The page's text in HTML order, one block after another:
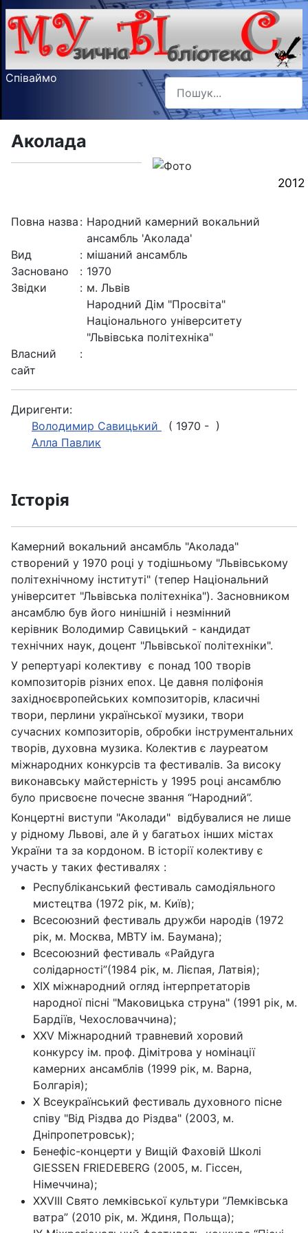
Співаймо Пошук
Type 2 or more characters
Аколада
2012
Повна назва : Народний камерний вокальний
ансамбль 'Аколада'
Вид
: мішаний ансамбль
Засновано
: 1970
Звідки
: м. Львів
Народний Дім "Просвіта"
Національного університету
"Львівська політехніка"
Власний
сайт
:
Диригенти:
Володимир Савицький
( 1970 - )
Алла Павлик
Історія
Камерний вокальний ансамбль "Аколада"
створений у 1970 році у тодішньому "Львівському
політехнічному інституті" (тепер Національний
університет "Львівська політехніка"). Засновником
ансамблю був його нинішній і незмінний
керівник Володимир Савицький - кандидат
технiчних наук, доцент "Львiвської полiтехнiки".
У репертуарі колективу є понад 100 творів
композиторів різних епох. Це давня поліфонія
західноєвропейських композиторів, класичні
твори, перлини української музики, твори
сучасних композиторів, обробки інструментальних
творів, духовна музика. Колектив є лауреатом
міжнародних конкурсів та фестивалів. За високу
виконавську майстерність у 1995 році ансамблю
було присвоєне почесне звання “Народний”.
Концертні виступи "Аколади" відбувалися не лише
у рідному Львові, але й у багатьох інших містах
України та за кордоном. В історії колективу є
участь у таких фестивалях :
Республіканський фестиваль самодіяльного
мистецтва (1972 рік, м. Київ);
Всесоюзний фестиваль дружби народів (1972
рік, м. Москва, МВТУ ім. Баумана);
Всесоюзний фестиваль «Райдуга
солідарності”(1984 рік, м. Лієпая, Латвія);
XIX міжнародний огляд інтерпретаторів
народної пісні "Маковицька струна" (1991 рік, м.
Бардіїв, Чехословаччина);
XXV Міжнародний травневий хоровий
конкурсу ім. проф. Дімітрова у номінації
камерних ансамблів (1999 рік, м. Варна,
Болгарія);
X Всеукраїнський фестиваль духовного пiсне
спiву "Вiд Рiздва до Рiздва" (2003, м.
Днiпропетровськ);
Бенефіс-концерти у Вищій Фаховій Школі
GIESSEN FRIEDEBERG (2005, м. Гіссен,
Німеччина);
ХХVІIІ Свято лемківської культури ”Лемківська
ватра” (2010 рік, м. Ждиня, Польща);